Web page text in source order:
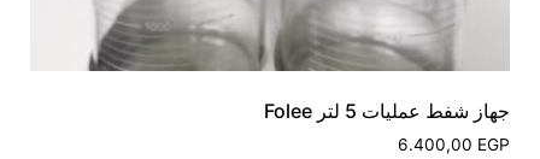
جهاز شفط عمليات 5 لتر Folee
6.400,00EGP